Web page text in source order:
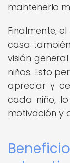
mantenerlo
Finalmente,
casa
visión
niños. Esto
apreciar y
cada niño,
motivación y